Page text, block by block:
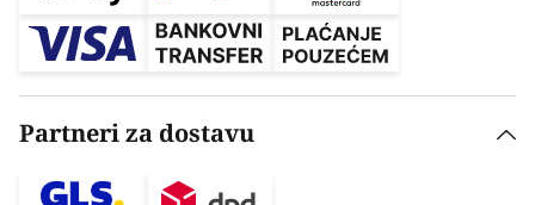
Partneri za dostavu